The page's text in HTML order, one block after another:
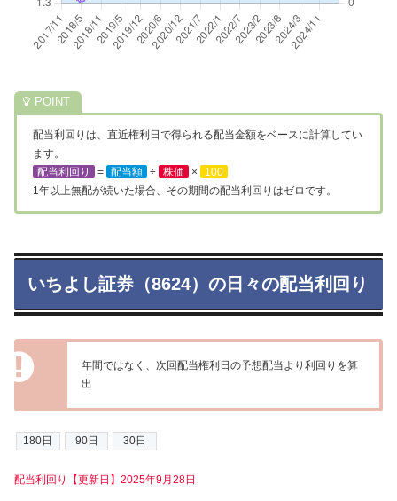
配当利回りは、直近権利日で得られる配当金額をベースに計算してい
ます。
配当利回り
= 配当額 ÷ 株価 ×
100
1年以上無配が続いた場合、その期間の配当利回りはゼロです。
いちよし証券（8624）の日々の配当利回り
年間ではなく、次回配当権利日の予想配当より利回りを算
出
配当利回り【更新日】2025年9月28日